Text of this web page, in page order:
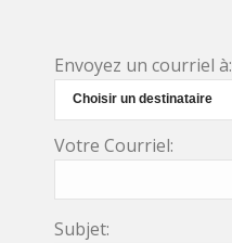
Envoyez un courriel à:
Votre Courriel:
Subjet: